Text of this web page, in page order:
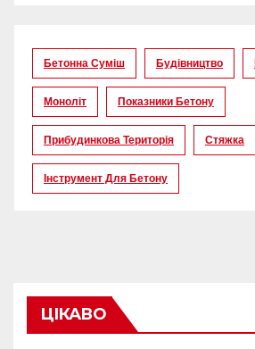
Бетонна Суміш Будівництво
Моноліт Показники Бетону
Прибудинкова Територія Стяжка
Інструмент Для Бетону
ЦІКАВО